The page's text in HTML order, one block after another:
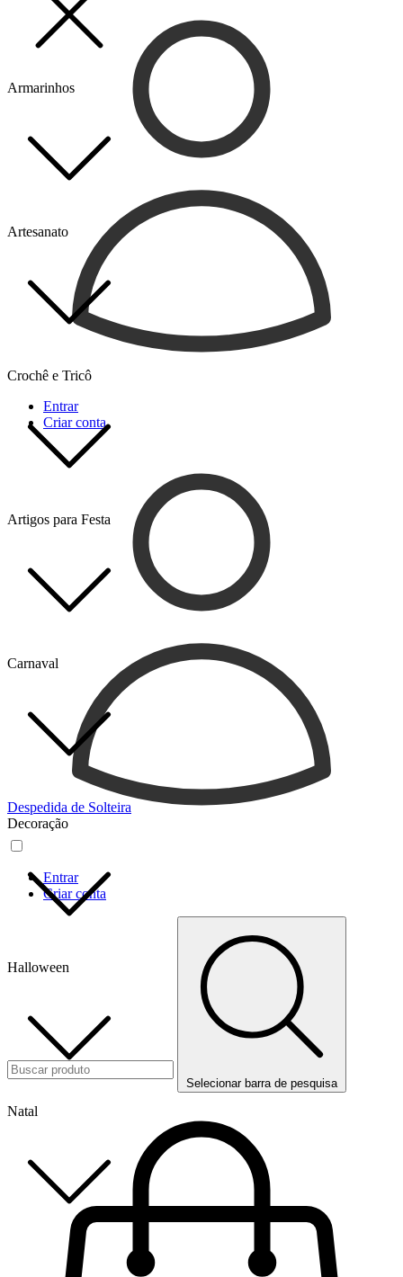
Armarinhos
Artesanato
Crochê e Tricô
Artigos para Festa
Carnaval
Despedida de Solteira
Decoração
Halloween
Natal
Entrar
Criar conta
Entrar
Criar conta
Selecionar barra de pesquisa